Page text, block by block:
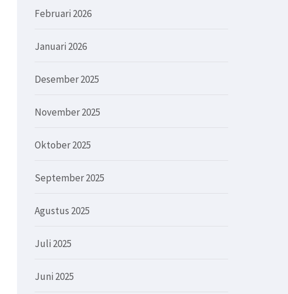
Februari 2026
Januari 2026
Desember 2025
November 2025
Oktober 2025
September 2025
Agustus 2025
Juli 2025
Juni 2025